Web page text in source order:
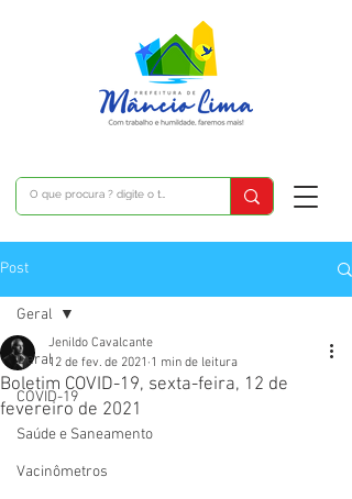
Post
Geral
COVID-19
Saúde e Saneamento
Vacinômetros
Geral
Boletim COVID-19, sexta-feira, 12 de
fevereiro de 2021
Jenildo Cavalcante
12 de fev. de 2021 1 min de leitura